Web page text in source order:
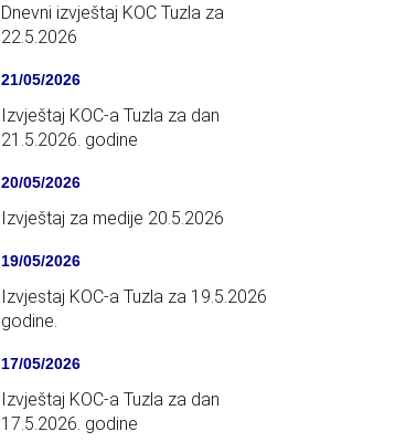
Dnevni izvještaj KOC Tuzla za
22.5.2026
21/05/2026
Izvještaj KOC-a Tuzla za dan
21.5.2026. godine
20/05/2026
Izvještaj za medije 20.5.2026
19/05/2026
Izvjestaj KOC-a Tuzla za 19.5.2026
godine.
17/05/2026
Izvještaj KOC-a Tuzla za dan
17.5.2026. godine